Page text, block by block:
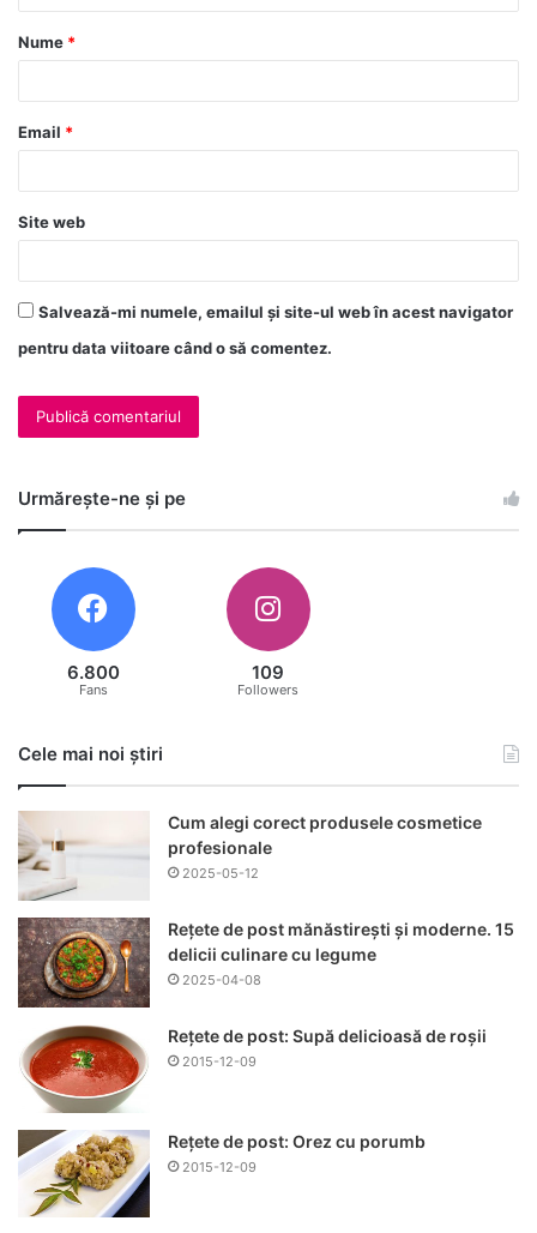
Nume *
Email *
Site web
Salvează-mi numele, emailul și site-ul web în acest navigator
pentru data viitoare când o să comentez.
Urmărește-ne și pe
6.800
Fans
109
Followers
Cele mai noi știri
Cum alegi corect produsele cosmetice
profesionale
2025-05-12
Rețete de post mănăstirești și moderne. 15
delicii culinare cu legume
2025-04-08
Rețete de post: Supă delicioasă de roșii
2015-12-09
Rețete de post: Orez cu porumb
2015-12-09